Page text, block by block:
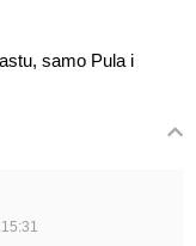
samo Pula i